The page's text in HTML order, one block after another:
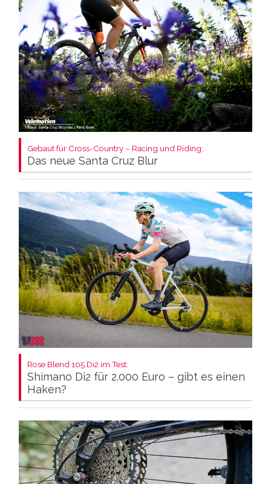
Gebaut für Cross-Country – Racing und Riding:
Das neue Santa Cruz Blur
Rose Blend 105 Di2 im Test:
Shimano Di2 für 2.000 Euro – gibt es einen
Haken?